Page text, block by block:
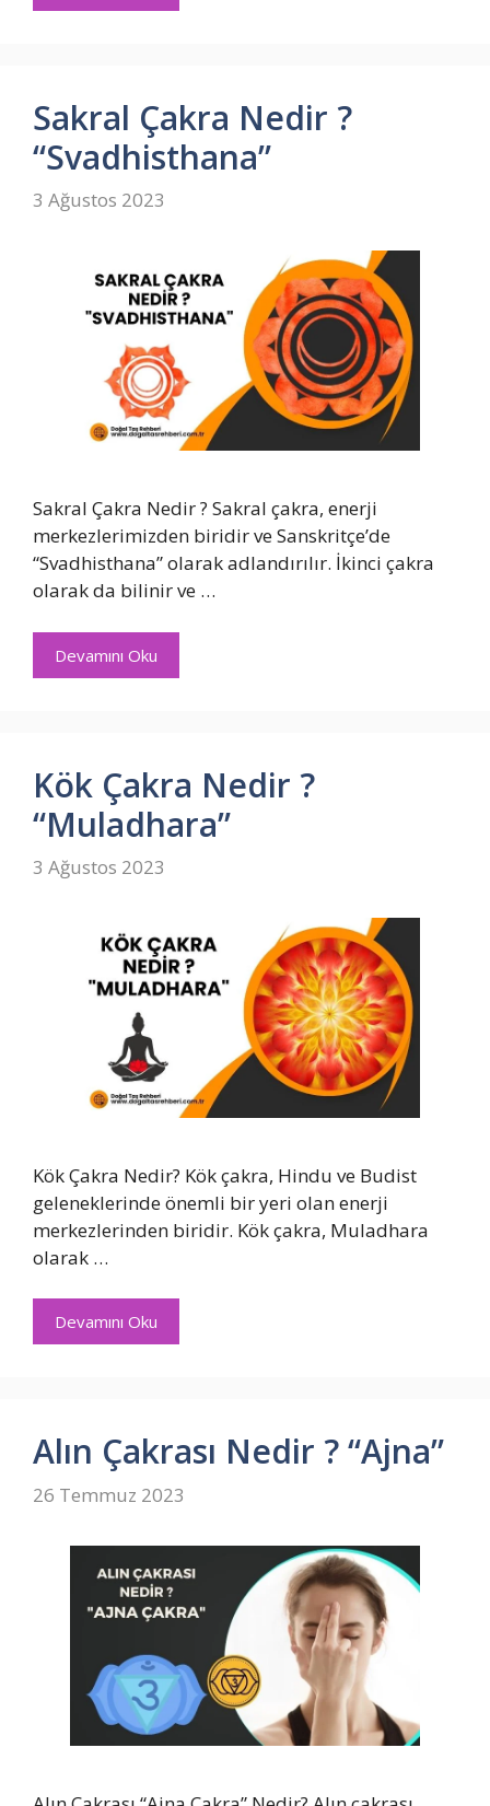
Sakral Çakra Nedir ?
“Svadhisthana”
3 Ağustos 2023
Sakral Çakra Nedir ? Sakral çakra, enerji
merkezlerimizden biridir ve Sanskritçe’de
“Svadhisthana” olarak adlandırılır. İkinci çakra
olarak da bilinir ve …
Devamını Oku
Kök Çakra Nedir ?
“Muladhara”
3 Ağustos 2023
Kök Çakra Nedir? Kök çakra, Hindu ve Budist
geleneklerinde önemli bir yeri olan enerji
merkezlerinden biridir. Kök çakra, Muladhara
olarak …
Devamını Oku
Alın Çakrası Nedir ? “Ajna”
26 Temmuz 2023